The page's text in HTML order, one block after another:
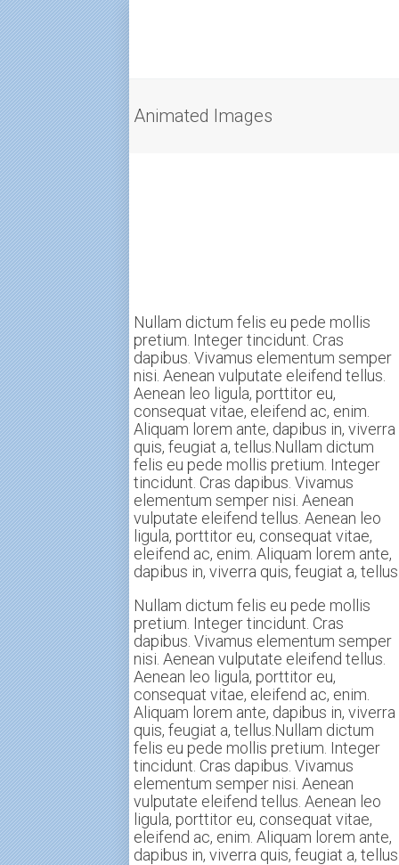
Animated Images
Nullam dictum felis eu pede mollis
pretium. Integer tincidunt. Cras
dapibus. Vivamus elementum semper
nisi. Aenean vulputate eleifend tellus.
Aenean leo ligula, porttitor eu,
consequat vitae, eleifend ac, enim.
Aliquam lorem ante, dapibus in, viverra
quis, feugiat a, tellus.Nullam dictum
felis eu pede mollis pretium. Integer
tincidunt. Cras dapibus. Vivamus
elementum semper nisi. Aenean
vulputate eleifend tellus. Aenean leo
ligula, porttitor eu, consequat vitae,
eleifend ac, enim. Aliquam lorem ante,
dapibus in, viverra quis, feugiat a,
Nullam dictum felis eu pede mollis
pretium. Integer tincidunt. Cras
dapibus. Vivamus elementum semper
nisi. Aenean vulputate eleifend tellus.
Aenean leo ligula, porttitor eu,
consequat vitae, eleifend ac, enim.
Aliquam lorem ante, dapibus in, viverra
quis, feugiat a, tellus.Nullam dictum
felis eu pede mollis pretium. Integer
tincidunt. Cras dapibus. Vivamus
elementum semper nisi. Aenean
vulputate eleifend tellus. Aenean leo
ligula, porttitor eu, consequat vitae,
eleifend ac, enim. Aliquam lorem ante,
dapibus in, viverra quis, feugiat a,